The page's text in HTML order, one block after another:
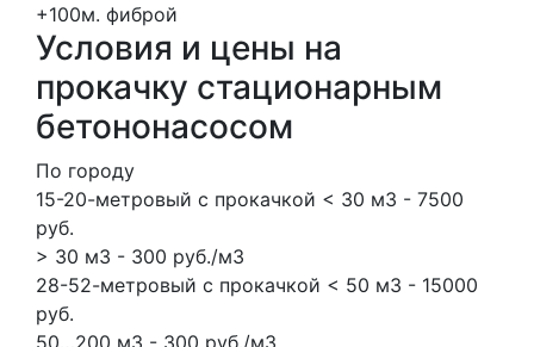
+100м. фиброй
Условия и цены на
прокачку стационарным
бетононасосом
По городу
15-20-метровый с прокачкой < 30 м3 - 7500
руб.
> 30 м3 - 300 руб./м3
28-52-метровый с прокачкой < 50 м3 - 15000
руб.